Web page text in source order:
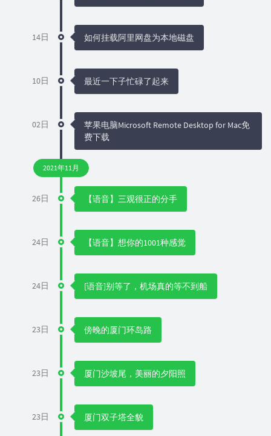
14日 如何挂载阿里网盘为本地磁盘
10日 最近一下子忙碌了起来
02日
苹果电脑Microsoft Remote Desktop for Mac免
费下载
2021年11月
26日 【语音】三观很正的分手
24日 【语音】想你的1001种感觉
24日 [语音]别等了，机场真的等不到船
23日 傍晚的厦门环岛路
23日 厦门沙坡尾，美丽的夕阳照
23日 厦门双子塔全貌